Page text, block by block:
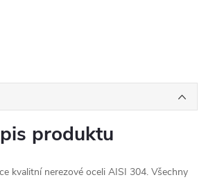
produktu
kvalitní nerezové oceli AISI 304. Všechny